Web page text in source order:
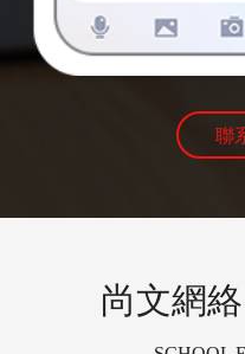
聯
尚文網